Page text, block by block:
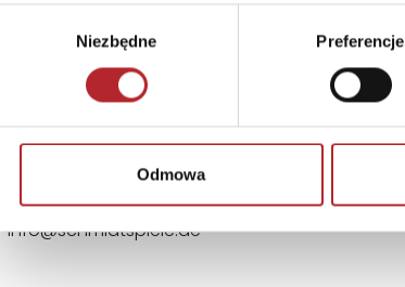
Niezbędne Preferencje
Odmowa
Schmidt Spiele GmbH
12055
info@schmidtspiele.de